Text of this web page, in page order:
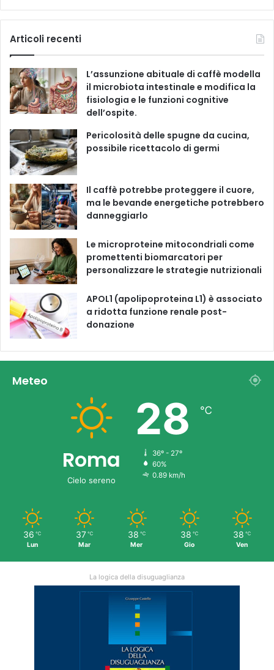
o
r
i
e
a
e
b
o
o
k
o
T
u
b
e
n
t
a
g
r
a
i
T
o
k
Articoli recenti
L’assunzione abituale di caffè modella
il microbiota intestinale e modifica la
fisiologia e le funzioni cognitive
dell’ospite.
Pericolosità delle spugne da cucina,
possibile ricettacolo di germi
Il caffè potrebbe proteggere il cuore,
ma le bevande energetiche potrebbero
danneggiarlo
Le microproteine ​​mitocondriali come
promettenti biomarcatori per
personalizzare le strategie nutrizionali
APOL1 (apolipoproteina L1) è associato
a ridotta funzione renale post-
donazione
Meteo
Roma
Cielo sereno
28 ℃
36º - 27º
60%
0.89 km/h
36 ℃
Lun
37 ℃
Mar
38 ℃
Mer
38 ℃
Gio
38 ℃
Ven
La logica della disuguaglianza